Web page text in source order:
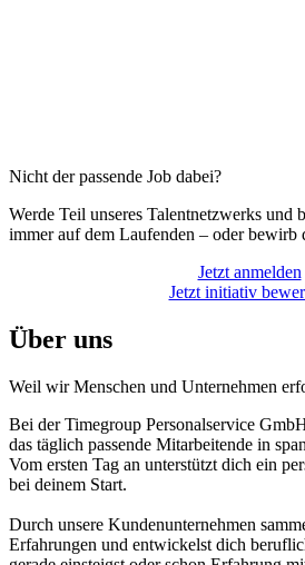
Nicht der passende Job dabei?
Werde Teil unseres Talentnetzwerks und
immer auf dem Laufenden – oder bewirb
Jetzt anmelden
Jetzt initiativ
Über uns
Weil wir Menschen und Unternehmen
Bei der Timegroup Personalservice
das täglich passende Mitarbeitende in
Vom ersten Tag an unterstützt dich ein
bei deinem Start.
Durch unsere Kundenunternehmen
Erfahrungen und entwickelst dich